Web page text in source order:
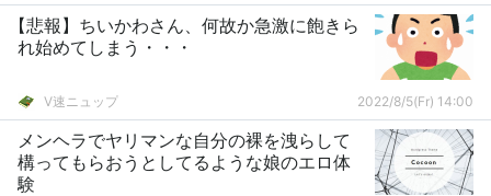
【悲報】ちいかわさん、何故か急激に飽きら
れ始めてしまう・・・
V速ニュップ 2022/8/5(Fr) 14:00
メンヘラでヤリマンな自分の裸を洩らして
構ってもらおうとしてるような娘のエロ体
験